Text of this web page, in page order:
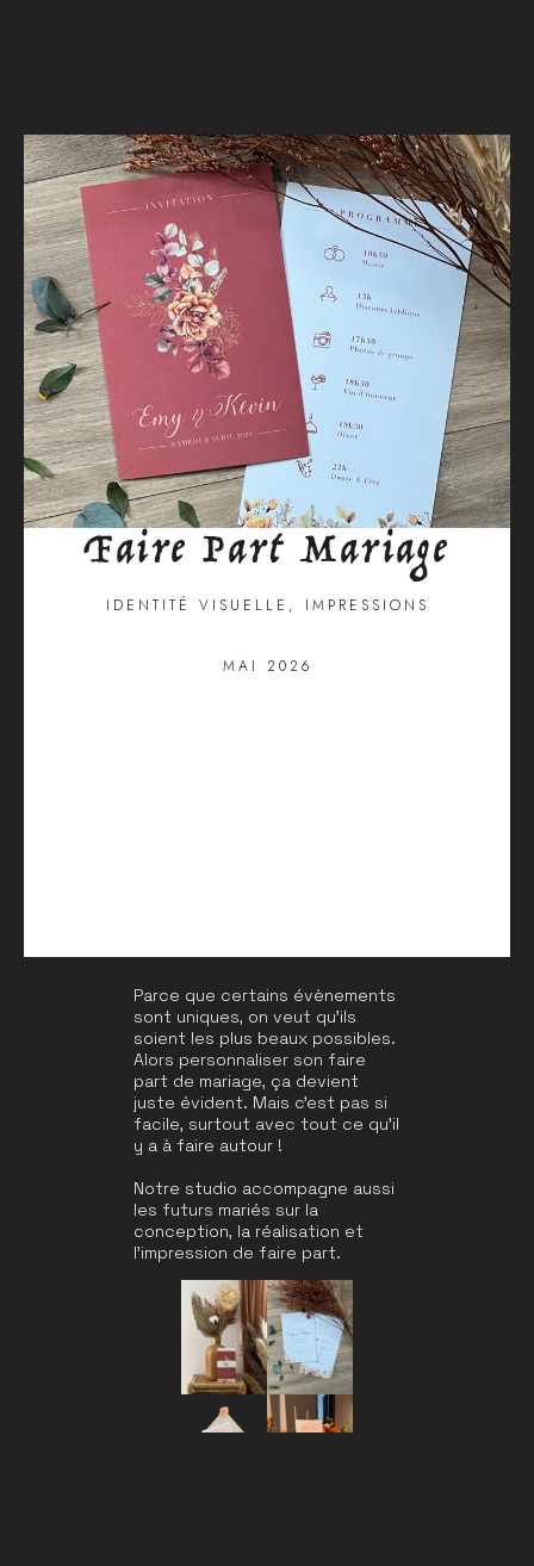
Faire Part Mariage
IDENTITÉ VISUELLE , IMPRESSIONS
MAI 2026
Parce que certains évènements
sont uniques, on veut qu’ils
soient les plus beaux possibles.
Alors personnaliser son faire
part de mariage, ça devient
juste évident. Mais c’est pas si
facile, surtout avec tout ce qu’il
y a à faire autour !
Notre studio accompagne aussi
les futurs mariés sur la
conception, la réalisation et
l’impression de faire part.